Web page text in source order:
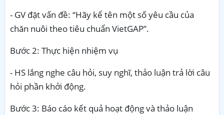
- GV đặt vấn đề: “Hãy kể tên một số yêu cầu của
chăn nuôi theo tiêu chuẩn VietGAP”.
Bước 2: Thực hiện nhiệm vụ
- HS lắng nghe câu hỏi, suy nghĩ, thảo luận trả lời câu
hỏi phần khởi động.
Bước 3: Báo cáo kết quả hoạt động và thảo luận